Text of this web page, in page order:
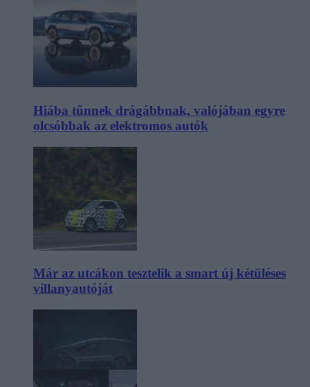
Hiába tűnnek drágábbnak, valójában egyre
olcsóbbak az elektromos autók
Már az utcákon tesztelik a smart új kétüléses
villanyautóját